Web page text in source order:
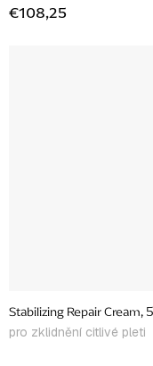
€108,25
Stabilizing Repair Cream,
pro zklidnění citlivé pleti